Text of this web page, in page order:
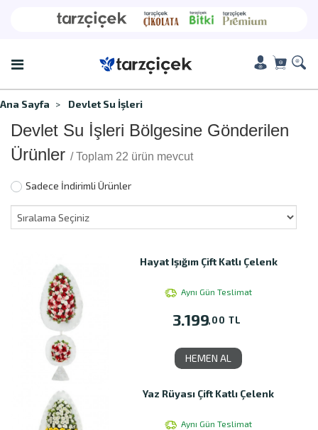
Ana Sayfa Devlet Su İşleri
Devlet Su İşleri Bölgesine Gönderilen
Ürünler / Toplam 22 ürün mevcut
Sadece İndirimli Ürünler
Hayat Işığım Çift Katlı Çelenk
Aynı Gün Teslimat
3.199,00 TL
HEMEN AL
Yaz Rüyası Çift Katlı Çelenk
Aynı Gün Teslimat